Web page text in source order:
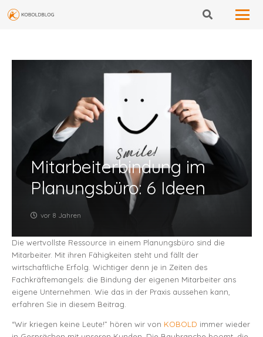
Mitarbeiterbindung im
Planungsbüro: 6 Ideen
vor 8 Jahren
Die wertvollste Ressource in einem Planungsbüro sind die
Mitarbeiter. Mit ihren Fähigkeiten steht und fällt der
wirtschaftliche Erfolg. Wichtiger denn je in Zeiten des
Fachkräftemangels: die Bindung der eigenen Mitarbeiter ans
eigene Unternehmen. Wie das in der Praxis aussehen kann,
erfahren Sie in diesem Beitrag.
“Wir kriegen keine Leute!” hören wir von KOBOLD immer wieder